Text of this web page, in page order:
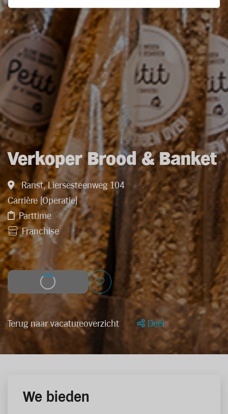
Verkoper Brood & Banket
Ranst, Liersesteenweg 104
Carrière (Operatie)
Parttime
Franchise
Solliciteer
Terug naar vacatureoverzicht Deel
We bieden